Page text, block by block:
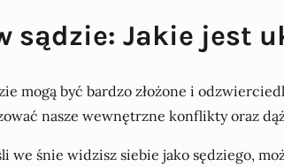
sądzie: Jakie jest
mogą być bardzo złożone i
nasze wewnętrzne konflikty oraz
we śnie widzisz siebie jako sędziego,